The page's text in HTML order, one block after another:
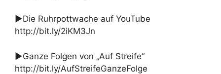
►Die Ruhrpottwache auf YouTube
http://bit.ly/2iKM3Jn
►Ganze Folgen von „Auf Streife“
http://bit.ly/AufStreifeGanzeFolge